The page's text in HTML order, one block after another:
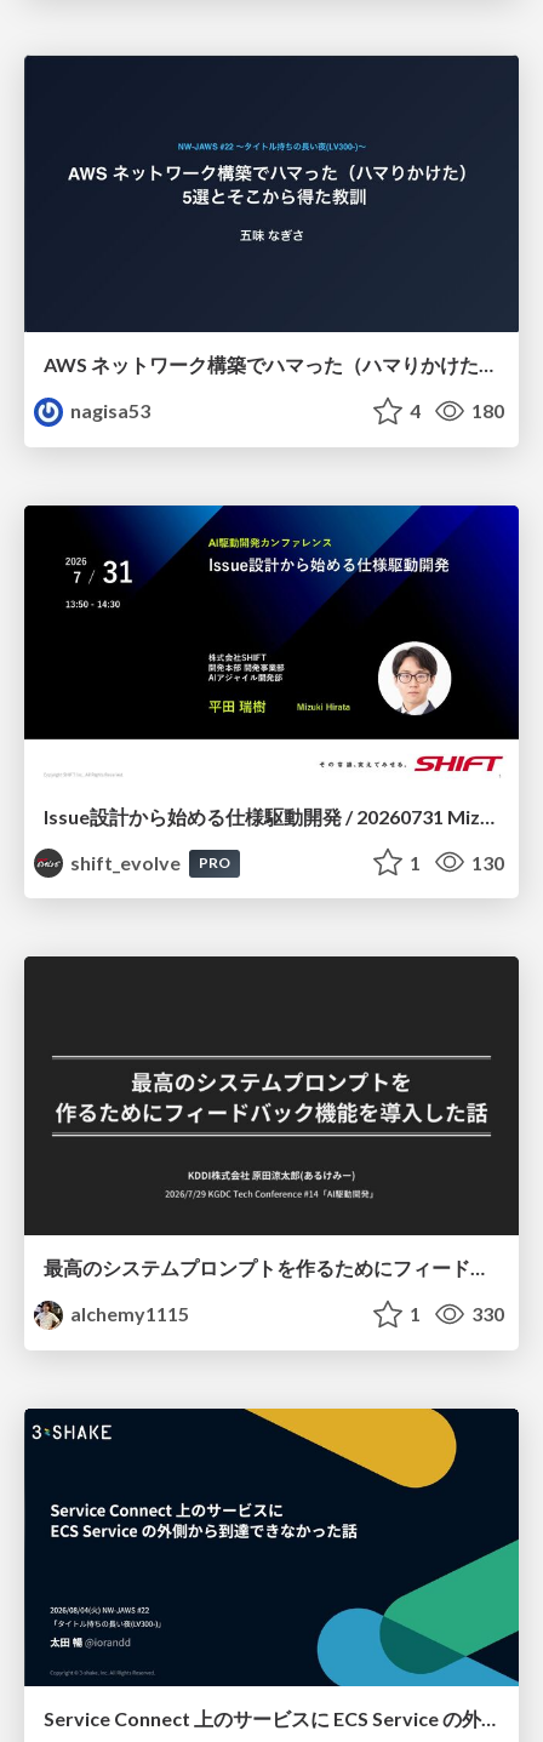
AWS ネットワーク構築でハマった（ハマりかけた） 5選とそこから得た教訓
nagisa53
4 180
shift_evolve
PRO 1 130
最高のシステムプロンプトを作るためにフィードバック機能を導入した話
alchemy1115
1 330
Service Connect 上のサービスに ECS Service の外側から到達できなかった話